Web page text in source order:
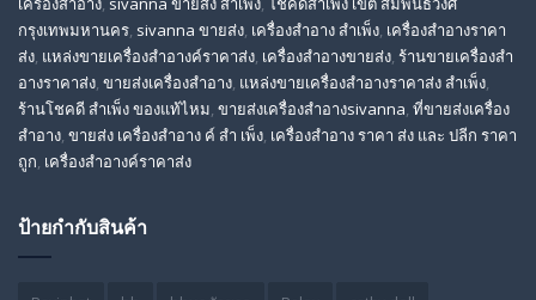
กรุงเทพมหานคร, sivanna ขายส่ง, เครื่องสําอาง สําเพ็ง, เครื่องสําอางราคา
ส่ง, แหล่งขายเครื่องสําอางค์ราคาส่ง, เครื่องสําอางขายส่ง, ร้านขายเครื่องสํา
อางราคาส่ง, ขายส่งเครื่องสําอาง, แหล่งขายเครื่องสําอางราคาส่ง สําเพ็ง,
ร้านโชคดี สําเพ็ง ของแท้ไหม, ขายส่งเครื่องสําอางsivanna, ที่ขายส่งเครื่อง
สําอาง, ขายส่ง เครื่องสำอาง ค์ สำ เพ็ง, เครื่องสำอาง ราคา ส่ง และ ปลีก ราคา
ถูก, เครื่องสำอางค์ราคาส่ง
ป้ายกำกับสินค้า